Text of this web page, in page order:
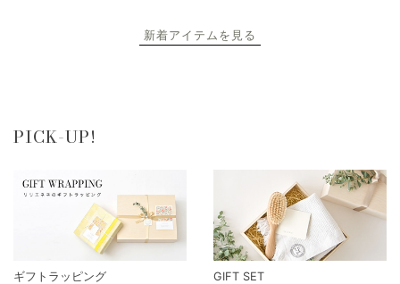
新着アイテムを見る
PICK-UP!
ギフトラッピング GIFT SET